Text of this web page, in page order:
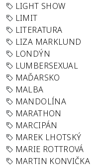
LIGHT SHOW
LIMIT
LITERATURA
LIZA MARKLUND
LONDÝN
LUMBERSEXUAL
MAĎARSKO
MALBA
MANDOLÍNA
MARATHON
MARCIPÁN
MAREK LHOTSKÝ
MARIE ROTTROVÁ
MARTIN KONVIČKA